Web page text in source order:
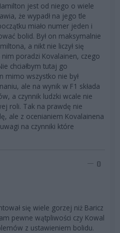
jest od niego o wiele
że wypadł na jego tle
miało numer jeden i
bolid. Był on maksymalnie
a nikt nie liczył się
poradzi Kovalainen, czego
chciałbym tutaj go
mimo wszystko nie był
ale na wynik w F1 składa
a czynnik ludzki wcale nie
roli. Tak na prawdę nie
ale z ocenianiem Kovalainena
na czynniki które
0
się wiele gorzej niż Baricz
pewne wątpliwości czy Kowal
z ustawieniem bolidu.